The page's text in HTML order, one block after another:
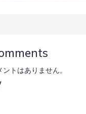
トはありません。